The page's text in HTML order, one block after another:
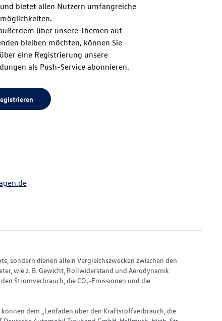
bietet allen Nutzern umfangreiche
über unsere Themen auf
bleiben möchten, können Sie
eine Registrierung unsere
als Push-Service abonnieren.
sondern dienen allein Vergleichszwecken zwischen den
wie z. B. Gewicht, Rollwiderstand und Aerodynamik
Stromverbrauch, die CO₂-Emissionen und die
dem „Leitfaden über den Kraftstoffverbrauch, die